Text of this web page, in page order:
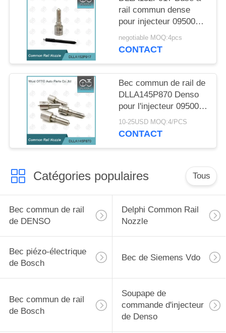
rail commun dense
pour injecteur 095000-
602# 16600-
ES60#/ES61#
negotiable MOQ:4pcs
CONTACT
Bec commun de rail de
DLLA145P870 Denso
pour l'injecteur 095000-
560#/1465A041
10-25USD MOQ:4/PCS
CONTACT
Catégories populaires Tous
Bec commun de rail
de DENSO
Delphi Common Rail
Nozzle
Bec piézo-électrique
de Bosch
Bec de Siemens Vdo
Bec commun de rail
de Bosch
Soupape de
commande d'injecteur
de Denso